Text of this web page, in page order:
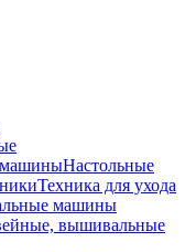
машиныНастольные
Техника для ухода
машины
вышивальные